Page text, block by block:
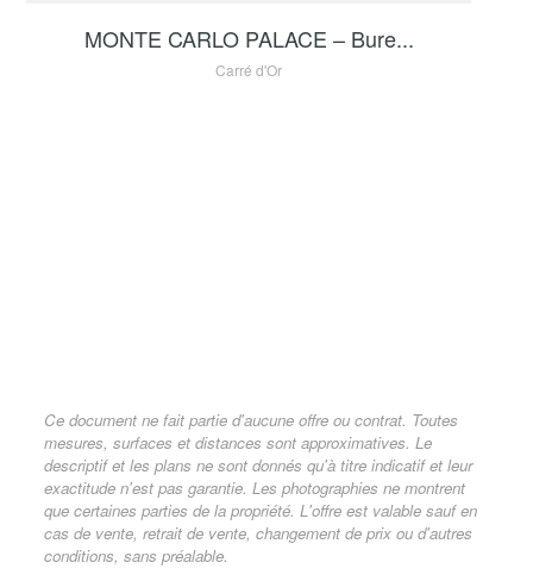
MONTE CARLO PALACE – Bure...
Carré d'Or
Ce document ne fait partie d'aucune offre ou contrat. Toutes
mesures, surfaces et distances sont approximatives. Le
descriptif et les plans ne sont donnés qu'à titre indicatif et leur
exactitude n'est pas garantie. Les photographies ne montrent
que certaines parties de la propriété. L'offre est valable sauf en
cas de vente, retrait de vente, changement de prix ou d'autres
conditions, sans préalable.